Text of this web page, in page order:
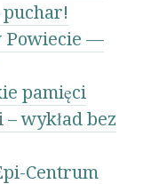
Powiecie —
pamięci
– wykład bez
Centrum